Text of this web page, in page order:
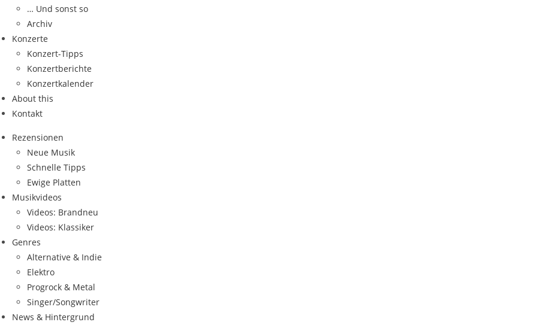
… Und sonst so
Archiv
Konzerte
Konzert-Tipps
Konzertberichte
Konzertkalender
About this
Kontakt
Rezensionen
Neue Musik
Schnelle Tipps
Ewige Platten
Musikvideos
Videos: Brandneu
Videos: Klassiker
Genres
Alternative & Indie
Elektro
Progrock & Metal
Singer/Songwriter
News & Hintergrund